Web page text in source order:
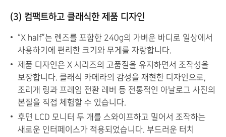
(3) 컴팩트하고 클래식한 제품 디자인
“X half”는 렌즈를 포함한 240g의 가벼운 바디로 일상에서
사용하기에 편리한 크기와 무게를 자랑합니다.
제품 디자인은 X 시리즈의 고품질을 유지하면서 조작성을
보장합니다. 클래식 카메라의 감성을 재현한 디자인으로,
조리개 링과 프레임 전환 레버 등 전통적인 아날로그 사진의
본질을 직접 체험할 수 있습니다.
후면 LCD 모니터 두 개를 스와이프하고 밀어서 조작하는
새로운 인터페이스가 적용되었습니다. 부드러운 터치